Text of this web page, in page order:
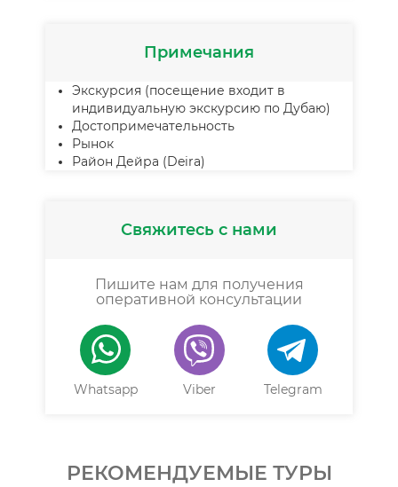
Примечания
Экскурсия (посещение входит в
индивидуальную экскурсию по Дубаю)
Достопримечательность
Рынок
Район Дейра (Deira)
Свяжитесь с нами
Пишите нам для получения
оперативной консультации
Whatsapp Viber Telegram
РЕКОМЕНДУЕМЫЕ ТУРЫ